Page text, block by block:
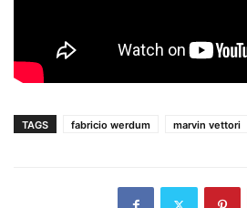
TAGS fabricio werdum marvin vettori